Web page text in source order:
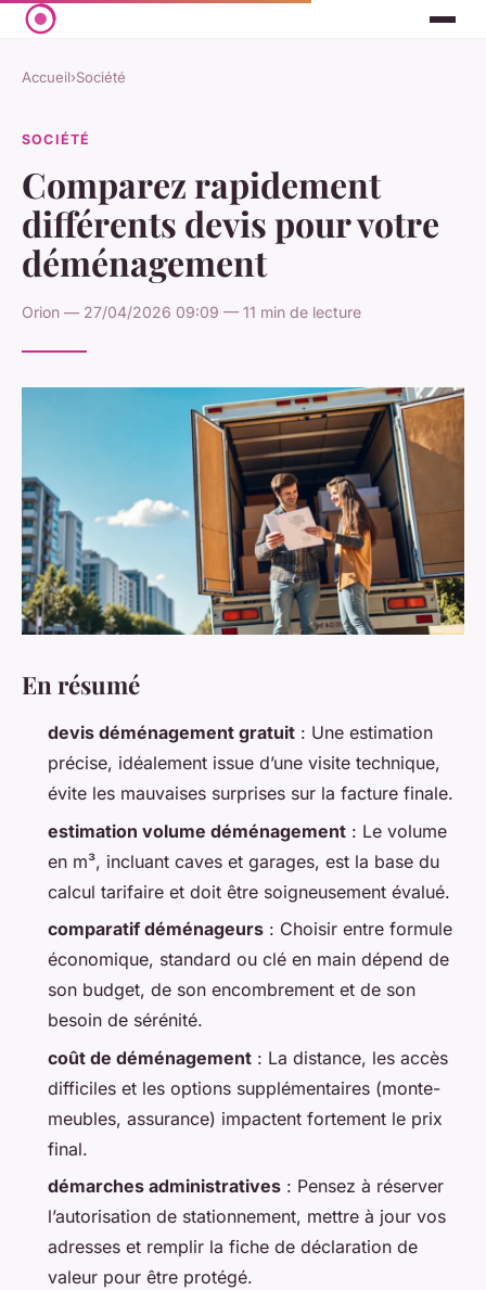
Accueil›Société
SOCIÉTÉ
Comparez rapidement
différents devis pour votre
déménagement
Orion — 27/04/2026 09:09 — 11 min de lecture
En résumé
devis déménagement gratuit : Une estimation
précise, idéalement issue d’une visite technique,
évite les mauvaises surprises sur la facture finale.
estimation volume déménagement : Le volume
en m³, incluant caves et garages, est la base du
calcul tarifaire et doit être soigneusement évalué.
comparatif déménageurs : Choisir entre formule
économique, standard ou clé en main dépend de
son budget, de son encombrement et de son
besoin de sérénité.
coût de déménagement : La distance, les accès
difficiles et les options supplémentaires (monte-
meubles, assurance) impactent fortement le prix
final.
démarches administratives : Pensez à réserver
l’autorisation de stationnement, mettre à jour vos
adresses et remplir la fiche de déclaration de
valeur pour être protégé.